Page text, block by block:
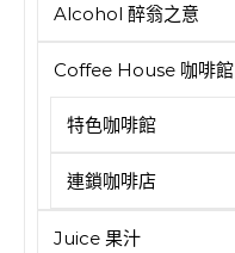
Alcohol 醉翁之意
Coffee House 咖啡館
特色咖啡館
連鎖咖啡店
Juice 果汁